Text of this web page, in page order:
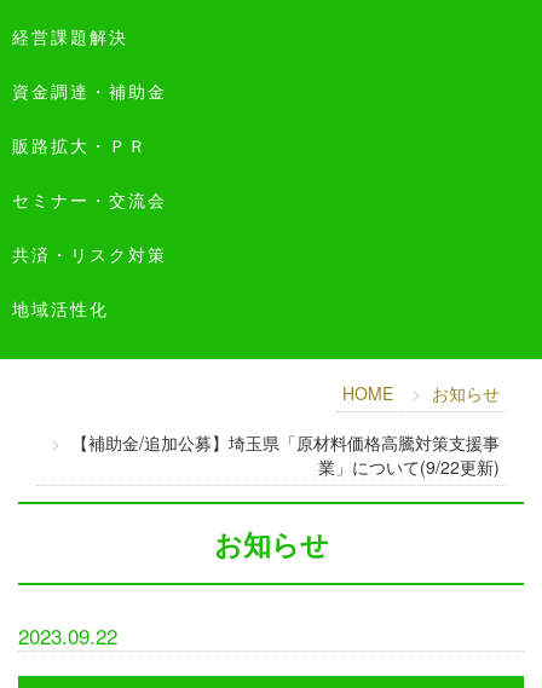
経営課題解決
資金調達・補助金
販路拡大・ＰＲ
セミナー・交流会
共済・リスク対策
地域活性化
HOME お知らせ
【補助金/追加公募】埼玉県「原材料価格高騰対策支援事
業」について(9/22更新)
お知らせ
2023.09.22